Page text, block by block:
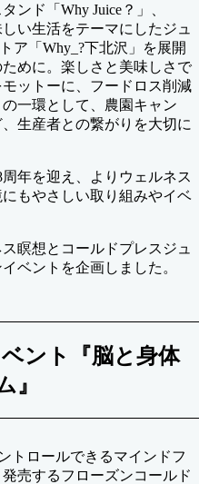
ンド「Why Juice？」、
い生活をテーマにしたジュ
ア「Why_?下北沢」を展開
めに。楽しさと美味しさで
ットーに、フードロス削減
一環として、農園キャン
生産者との繋がりを大切に
年を迎え、よりウェルネス
もやさしい取り組みやイベ
瞑想とコールドプレスジュ
ベントを企画しました。
ント『脳と身体
』
トロールできるマインドフ
売するフローズンコールド